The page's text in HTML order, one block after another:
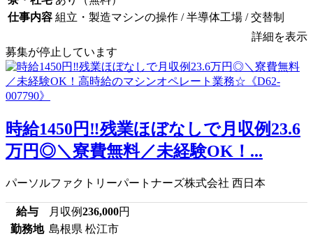
仕事内容 組立・製造マシンの操作 / 半導体工場 / 交替制
詳細を表示
募集が停止しています
時給1450円‼残業ほぼなしで月収例23.6
万円◎＼寮費無料／未経験OK！...
パーソルファクトリーパートナーズ株式会社 西日本
給与 月収例236,000円
勤務地 島根県 松江市